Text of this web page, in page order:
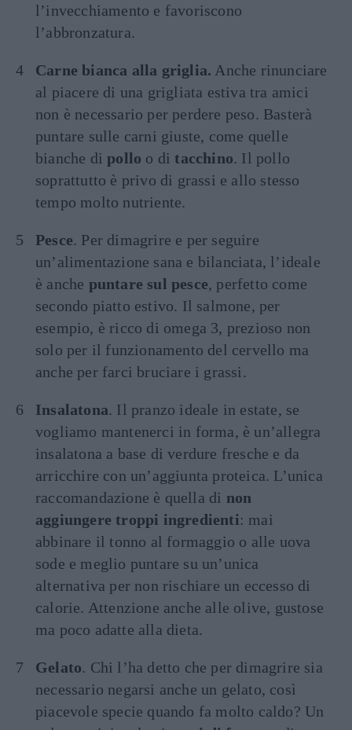
l’invecchiamento e favoriscono
l’abbronzatura.
Carne bianca alla griglia. Anche rinunciare
al piacere di una grigliata estiva tra amici
non è necessario per perdere peso. Basterà
puntare sulle carni giuste, come quelle
bianche dipollo o ditacchino. Il pollo
soprattutto è privo di grassi e allo stesso
tempo molto nutriente.
Pesce. Per dimagrire e per seguire
un’alimentazione sana e bilanciata, l’ideale
è anche puntare sul pesce, perfetto come
secondo piatto estivo. Il salmone, per
esempio, è ricco di omega 3, prezioso non
solo per il funzionamento del cervello ma
anche per farci bruciare i grassi.
Insalatona. Il pranzo ideale in estate, se
vogliamo mantenerci in forma, è un’allegra
insalatona a base di verdure fresche e da
arricchire con un’aggiunta proteica. L’unica
raccomandazione è quella di non
aggiungere troppi ingredienti: mai
abbinare il tonno al formaggio o alle uova
sode e meglio puntare su un’unica
alternativa per non rischiare un eccesso di
calorie. Attenzione anche alle olive, gustose
ma poco adatte alla dieta.
Gelato. Chi l’ha detto che per dimagrire sia
necessario negarsi anche un gelato, così
piacevole specie quando fa molto caldo? Un